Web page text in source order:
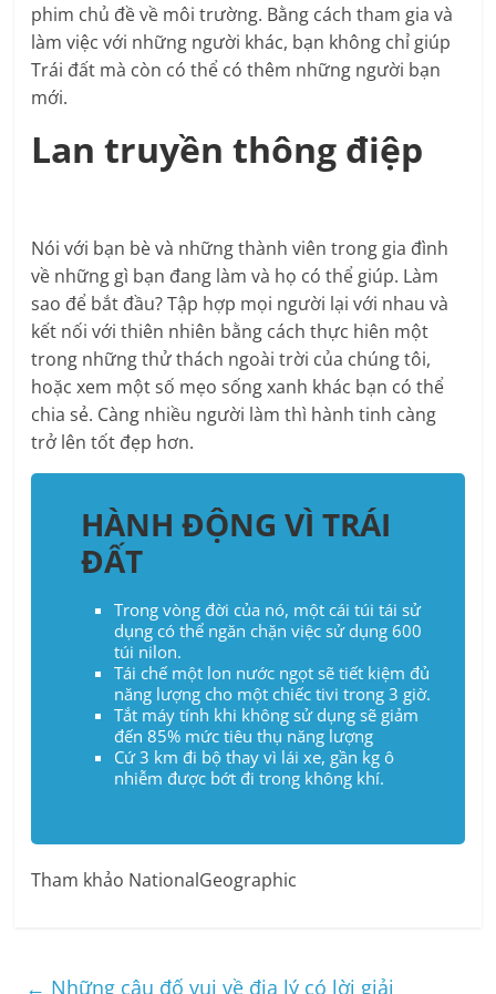
phim chủ đề về môi trường. Bằng cách tham gia và
làm việc với những người khác, bạn không chỉ giúp
Trái đất mà còn có thể có thêm những người bạn
mới.
Lan truyền thông điệp
Nói với bạn bè và những thành viên trong gia đình
về những gì bạn đang làm và họ có thể giúp. Làm
sao để bắt đầu? Tập hợp mọi người lại với nhau và
kết nối với thiên nhiên bằng cách thực hiên một
trong những thử thách ngoài trời của chúng tôi,
hoặc xem một số mẹo sống xanh khác bạn có thể
chia sẻ. Càng nhiều người làm thì hành tinh càng
trở lên tốt đẹp hơn.
HÀNH ĐỘNG VÌ TRÁI
ĐẤT
Trong vòng đời của nó, một cái túi tái sử
dụng có thể ngăn chặn việc sử dụng 600
túi nilon.
Tái chế một lon nước ngọt sẽ tiết kiệm đủ
năng lượng cho một chiếc tivi trong 3 giờ.
Tắt máy tính khi không sử dụng sẽ giảm
đến 85% mức tiêu thụ năng lượng
Cứ 3 km đi bộ thay vì lái xe, gần kg ô
nhiễm được bớt đi trong không khí.
Tham khảo NationalGeographic
← Những câu đố vui về địa lý có lời giải